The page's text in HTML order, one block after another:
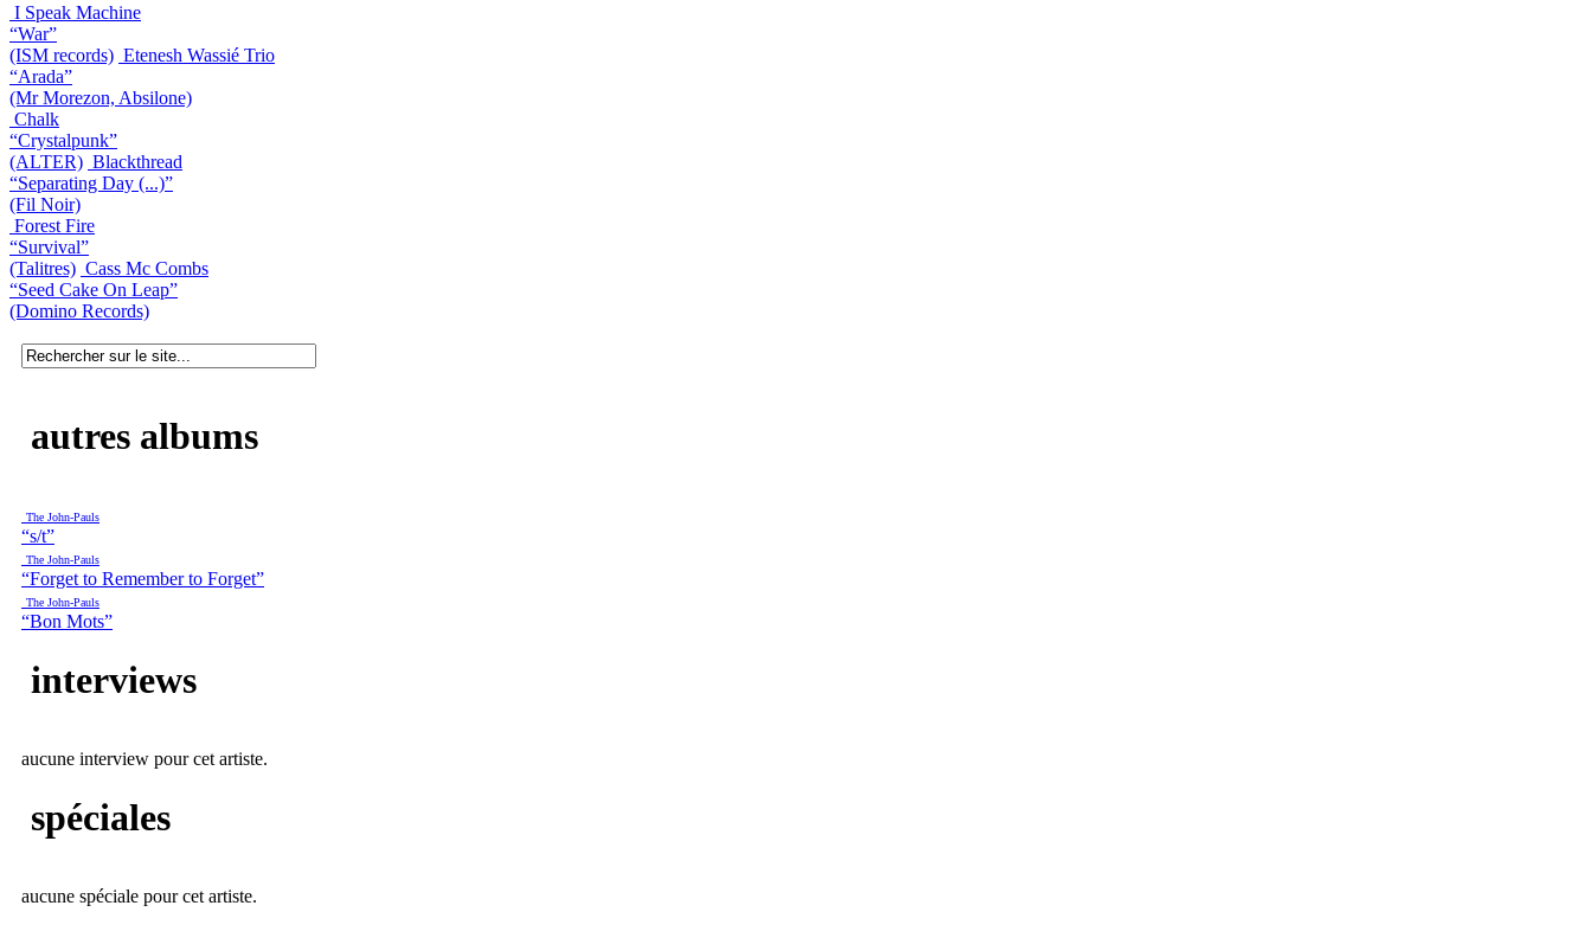
I Speak Machine
“War”
(ISM records) Etenesh Wassié Trio
“Arada”
(Mr Morezon, Absilone)
Chalk
“Crystalpunk”
(ALTER) Blackthread
“Separating Day (...)”
(Fil Noir)
Forest Fire
“Survival”
(Talitres) Cass Mc Combs
“Seed Cake On Leap”
(Domino Records)
autres albums
The John-Pauls
“s/t”
The John-Pauls
“Forget to Remember to Forget”
The John-Pauls
“Bon Mots”
interviews
aucune interview pour cet artiste.
spéciales
aucune spéciale pour cet artiste.